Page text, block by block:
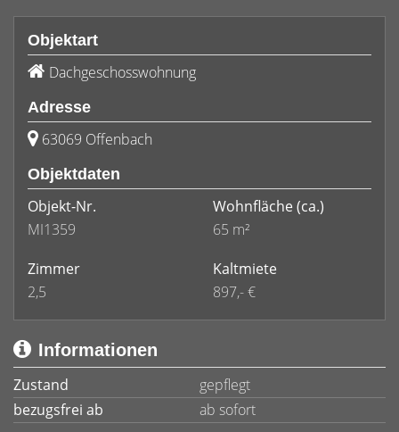
Objektart
Dachgeschosswohnung
Adresse
63069 Offenbach
Objektdaten
Objekt-Nr.
MI1359
Wohnfläche(ca.)
65 m²
Zimmer
2,5
Kaltmiete
897,- €
Informationen
Zustand
gepflegt
bezugsfrei ab
ab sofort